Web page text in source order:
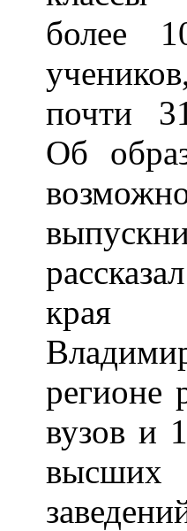
более
почти
Об
края
регионе
вузов и